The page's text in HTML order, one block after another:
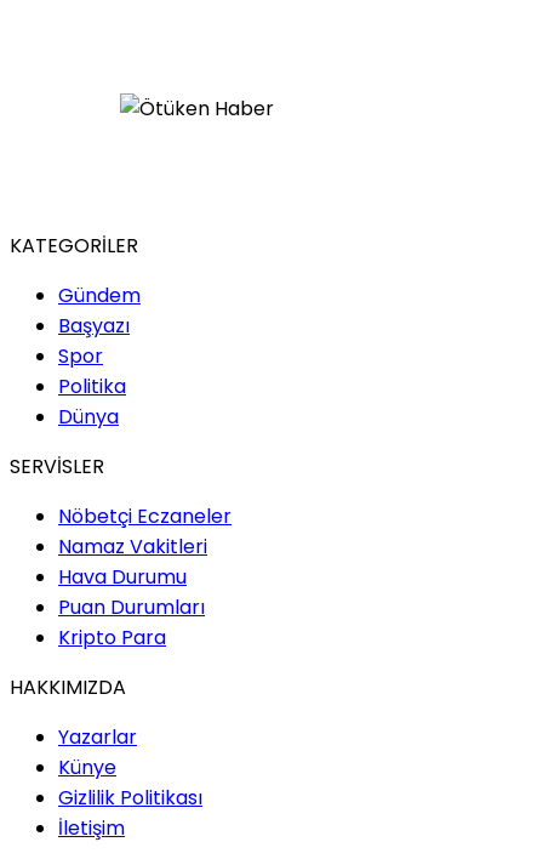
KATEGORİLER
Gündem
Başyazı
Spor
Politika
Dünya
SERVİSLER
Nöbetçi Eczaneler
Namaz Vakitleri
Hava Durumu
Puan Durumları
Kripto Para
HAKKIMIZDA
Yazarlar
Künye
Gizlilik Politikası
İletişim